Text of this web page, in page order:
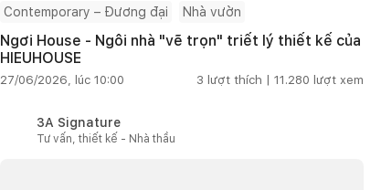
Contemporary – Đương đại Nhà vườn
Ngơi House - Ngôi nhà "vẽ trọn" triết lý thiết kế của
HIEUHOUSE
27/06/2026, lúc 10:00 3 lượt thích | 11.280 lượt xem
3A Signature
Tư vấn, thiết kế - Nhà thầu